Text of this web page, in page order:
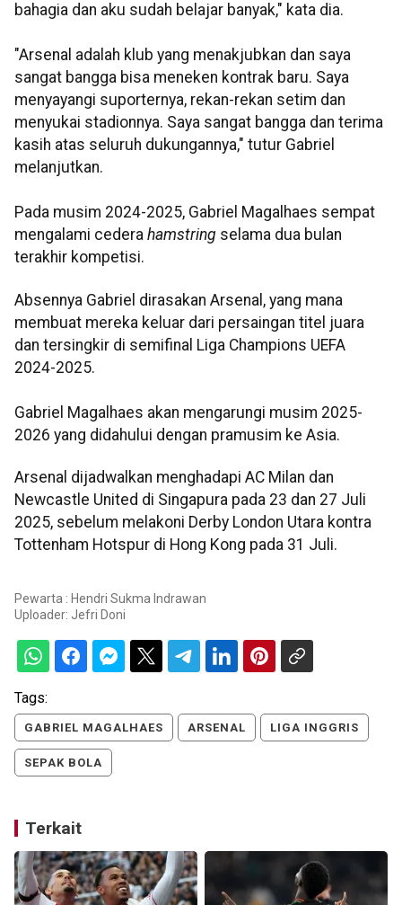
bahagia dan aku sudah belajar banyak," kata dia.
"Arsenal adalah klub yang menakjubkan dan saya
sangat bangga bisa meneken kontrak baru. Saya
menyayangi suporternya, rekan-rekan setim dan
menyukai stadionnya. Saya sangat bangga dan terima
kasih atas seluruh dukungannya," tutur Gabriel
melanjutkan.
Pada musim 2024-2025, Gabriel Magalhaes sempat
mengalami cedera hamstring selama dua bulan
terakhir kompetisi.
Absennya Gabriel dirasakan Arsenal, yang mana
membuat mereka keluar dari persaingan titel juara
dan tersingkir di semifinal Liga Champions UEFA
2024-2025.
Gabriel Magalhaes akan mengarungi musim 2025-
2026 yang didahului dengan pramusim ke Asia.
Arsenal dijadwalkan menghadapi AC Milan dan
Newcastle United di Singapura pada 23 dan 27 Juli
2025, sebelum melakoni Derby London Utara kontra
Tottenham Hotspur di Hong Kong pada 31 Juli.
Pewarta : Hendri Sukma Indrawan
Uploader: Jefri Doni
Tags:
GABRIEL MAGALHAES ARSENAL LIGA INGGRIS
SEPAK BOLA
Terkait